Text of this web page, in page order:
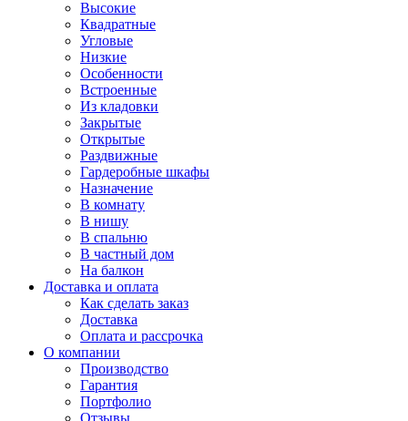
Высокие
Квадратные
Угловые
Низкие
Особенности
Встроенные
Из кладовки
Закрытые
Открытые
Раздвижные
Гардеробные шкафы
Назначение
В комнату
В нишу
В спальню
В частный дом
На балкон
Доставка и оплата
Как сделать заказ
Доставка
Оплата и рассрочка
О компании
Производство
Гарантия
Портфолио
Отзывы